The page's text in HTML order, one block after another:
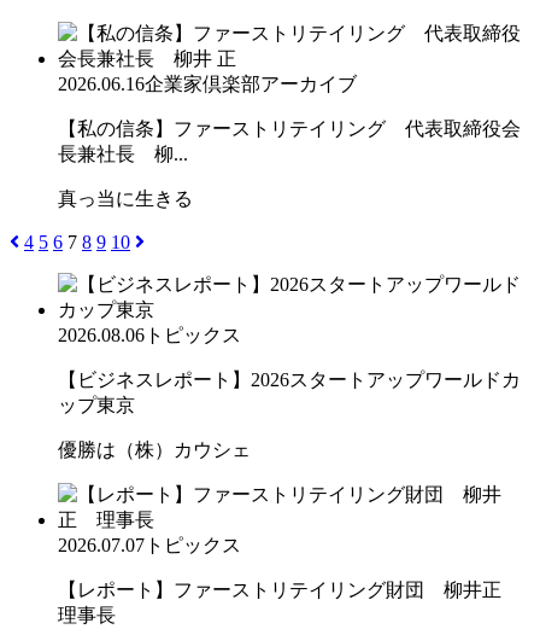
2026.06.16企業家倶楽部アーカイブ
【私の信条】ファーストリテイリング 代表取締役会
長兼社長 柳...
真っ当に生きる
4 5 6 7 8 9 10
2026.08.06 トピックス
【ビジネスレポート】2026スタートアップワールドカ
ップ東京
優勝は（株）カウシェ
2026.07.07 トピックス
【レポート】ファーストリテイリング財団 柳井正
理事長